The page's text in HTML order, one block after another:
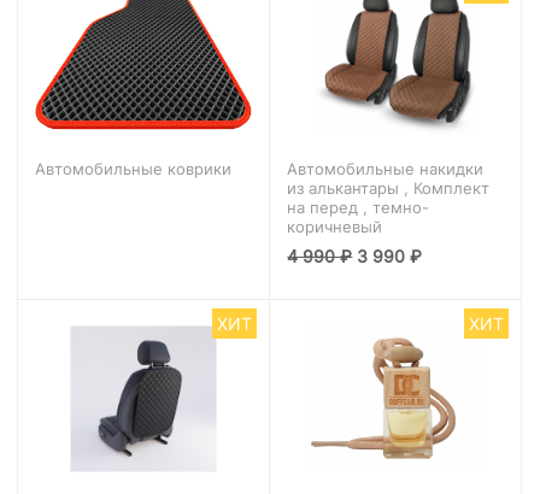
Автомобильные коврики
Автомобильные накидки
из алькантары , Комплект
на перед , темно-
коричневый
4 990₽ 3 990₽
ХИТ ХИТ